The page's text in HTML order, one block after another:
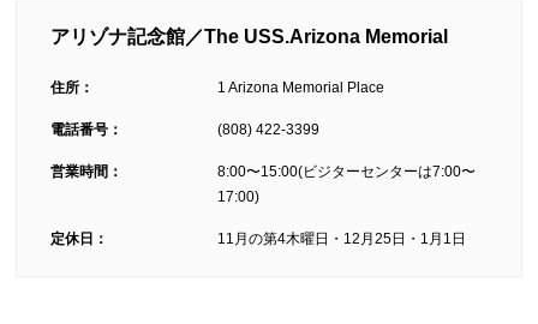
アリゾナ記念館／The USS.Arizona Memorial
住所： 1 Arizona Memorial Place
電話番号： (808) 422-3399
営業時間：
8:00〜15:00(ビジターセンターは7:00〜
17:00)
定休日： 11月の第4木曜日・12月25日・1月1日